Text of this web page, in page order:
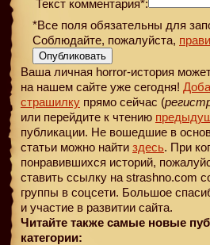
Текст комментария*:
*Все поля обязательны для
Соблюдайте, пожалуйста,
Опубликовать
Ваша личная horror-история
на нашем сайте уже сегодня!
страшилку прямо сейчас (
или перейдите к чтению
публикации. Не вошедшие в
статьи можно найти здесь. При
понравившихся историй,
ставить ссылку на strashno.com
группы в соцсети. Большое
и участие в развитии сайта.
Читайте также самые новые
категории: